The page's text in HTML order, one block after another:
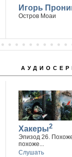
Игорь
Остров Моаи
Хакеры2
Эпизод 26.
похоже...
Слушать